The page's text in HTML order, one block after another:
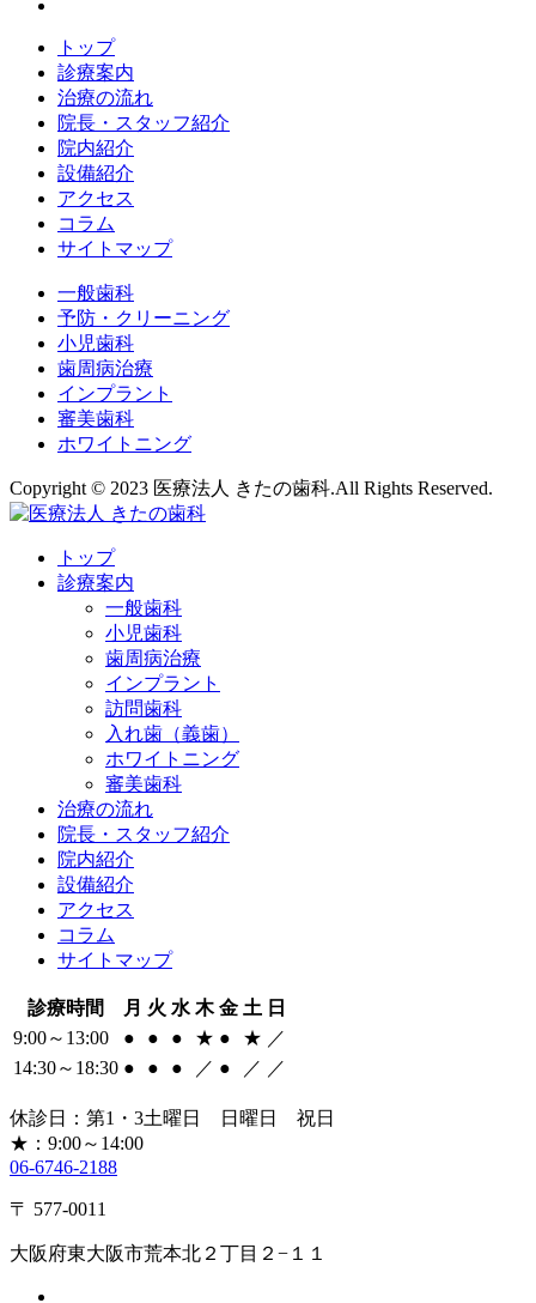
トップ
診療案内
治療の流れ
院長・スタッフ紹介
院内紹介
設備紹介
アクセス
コラム
サイトマップ
一般歯科
予防・クリーニング
小児歯科
歯周病治療
インプラント
審美歯科
ホワイトニング
Copyright © 2023 医療法人 きたの歯科.All Rights Reserved.
トップ
診療案内
一般歯科
小児歯科
歯周病治療
インプラント
訪問歯科
入れ歯（義歯）
ホワイトニング
審美歯科
治療の流れ
院長・ スタッフ紹介
院内紹介
設備紹介
アクセス
コラム
サイトマップ
診療時間 月 火 水 木 金 土 日
9:00～13:00
● ● ● ★ ● ★ ／
14:30～18:30 ● ● ● ／ ● ／ ／
休診日：第1・3土曜日 日曜日 祝日
★：9:00～14:00
06-6746-2188
〒 577-0011
大阪府東大阪市荒本北２丁目２−１１